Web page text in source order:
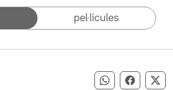
pel·lícules
Compartir